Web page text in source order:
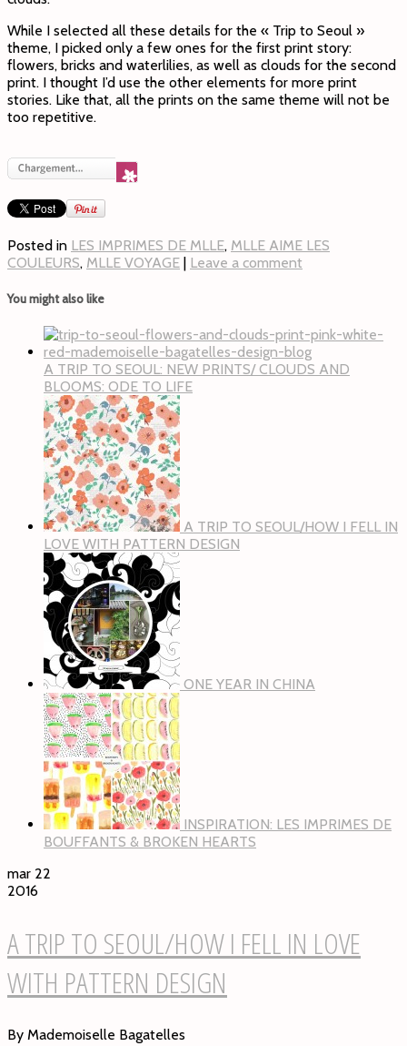
While I selected all these details for the « Trip to Seoul »
theme, I picked only a few ones for the first print story:
flowers, bricks and waterlilies, as well as clouds for the second
print. I thought I’d use the other elements for more print
stories. Like that, all the prints on the same theme will not be
too repetitive.
Posted in LES IMPRIMES DE MLLE, MLLE AIME LES
COULEURS, MLLE VOYAGE | Leave a comment
You might also like
A TRIP TO SEOUL: NEW PRINTS/ CLOUDS AND
BLOOMS: ODE TO LIFE
A TRIP TO SEOUL/HOW I FELL IN
LOVE WITH PATTERN DESIGN
ONE YEAR IN CHINA
INSPIRATION: LES IMPRIMES DE
BOUFFANTS & BROKEN HEARTS
mar 22
2016
A TRIP TO SEOUL/HOW I FELL IN LOVE
WITH PATTERN DESIGN
By Mademoiselle Bagatelles